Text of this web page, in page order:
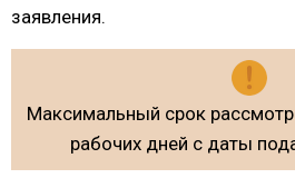
заявления.
Максимальный срок
рабочих дней с даты